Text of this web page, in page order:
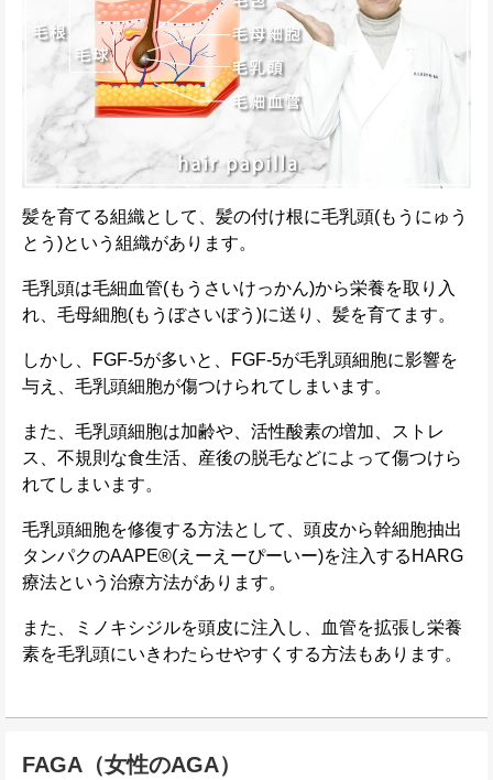
髪を育てる組織として、髪の付け根に毛乳頭(もうにゅう
とう)という組織があります。
毛乳頭は毛細血管(もうさいけっかん)から栄養を取り入
れ、毛母細胞(もうぼさいぼう)に送り、髪を育てます。
しかし、FGF-5が多いと、FGF-5が毛乳頭細胞に影響を
与え、毛乳頭細胞が傷つけられてしまいます。
また、毛乳頭細胞は加齢や、活性酸素の増加、ストレ
ス、不規則な食生活、産後の脱毛などによって傷つけら
れてしまいます。
毛乳頭細胞を修復する方法として、頭皮から幹細胞抽出
タンパクのAAPE®(えーえーぴーいー)を注入するHARG
療法という治療方法があります。
また、ミノキシジルを頭皮に注入し、血管を拡張し栄養
素を毛乳頭にいきわたらせやすくする方法もあります。
FAGA（女性のAGA）